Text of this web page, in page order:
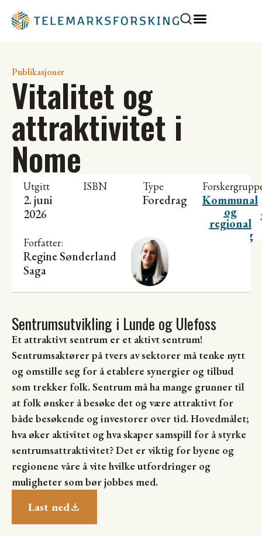
Publikasjoner
Vitalitet og
attraktivitet i
Nome
Utgitt
2. juni
2026
ISBN Type
Foredrag Kommunal
og
regional
utvikling
Forfatter:
Regine Sønderland
Saga
Sentrumsutvikling i Lunde og Ulefoss
Et attraktivt sentrum er et aktivt sentrum!
Sentrumsaktører på tvers av sektorer må tenke nytt
og omstille seg for å etablere synergier og tilbud
som trekker folk. Sentrum må ha mange grunner til
at folk ønsker å besøke det og være attraktivt for
både besøkende og investorer over tid. Hovedmålet;
hva øker aktivitet og hva skaper samspill for å styrke
sentrumsattraktivitet? Det er viktig for byene og
regionene våre å vite hvilke utfordringer og
muligheter som bør jobbes med.
Last ned